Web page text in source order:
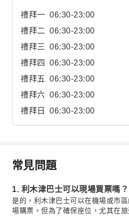
禮拜一 06:30-23:00
禮拜二 06:30-23:00
禮拜三
06:30-23:00
禮拜四
06:30-23:00
禮拜五
06:30-23:00
禮拜六 06:30-23:00
禮拜日
06:30-23:00
常見問題
1. 利木津巴士可以現場買票嗎？
是的，利木津巴士可以在機場或市
場購票。但為了確保座位，尤其在